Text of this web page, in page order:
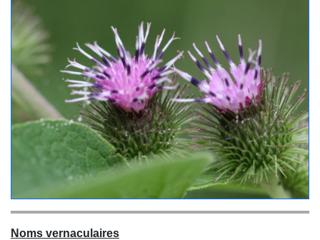
Noms vernaculaires